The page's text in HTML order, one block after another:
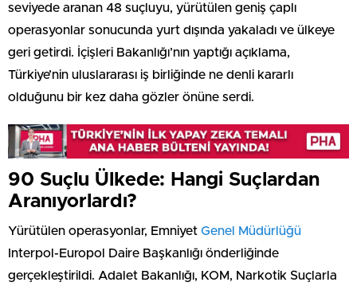
seviyede aranan 48 suçluyu, yürütülen geniş çaplı
operasyonlar sonucunda yurt dışında yakaladı ve ülkeye
geri getirdi. İçişleri Bakanlığı’nın yaptığı açıklama,
Türkiye’nin uluslararası iş birliğinde ne denli kararlı
olduğunu bir kez daha gözler önüne serdi.
90 Suçlu Ülkede: Hangi Suçlardan
Aranıyorlardı?
Yürütülen operasyonlar, Emniyet Genel Müdürlüğü
Interpol-Europol Daire Başkanlığı önderliğinde
gerçekleştirildi. Adalet Bakanlığı, KOM, Narkotik Suçlarla